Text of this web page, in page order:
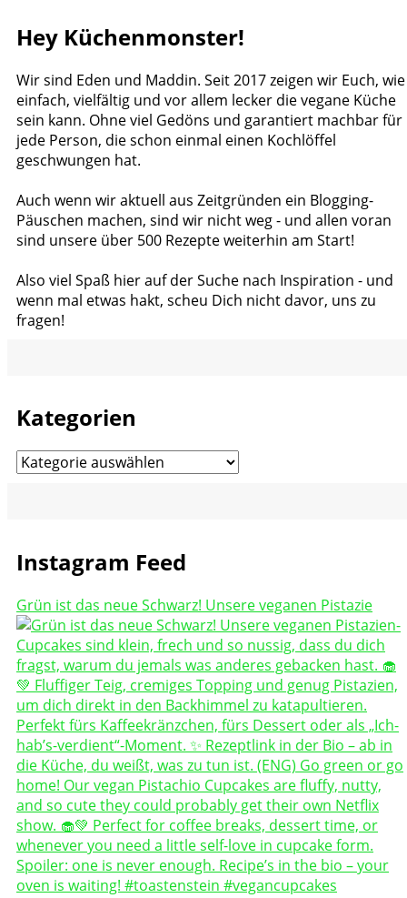
Hey Küchenmonster!
Wir sind Eden und Maddin. Seit 2017 zeigen wir Euch, wie
einfach, vielfältig und vor allem lecker die vegane Küche
sein kann. Ohne viel Gedöns und garantiert machbar für
jede Person, die schon einmal einen Kochlöffel
geschwungen hat.
Auch wenn wir aktuell aus Zeitgründen ein Blogging-
Päuschen machen, sind wir nicht weg - und allen voran
sind unsere über 500 Rezepte weiterhin am Start!
Also viel Spaß hier auf der Suche nach Inspiration - und
wenn mal etwas hakt, scheu Dich nicht davor, uns zu
fragen!
Kategorien
Kategorien
Instagram Feed
Grün ist das neue Schwarz! Unsere veganen Pistazie